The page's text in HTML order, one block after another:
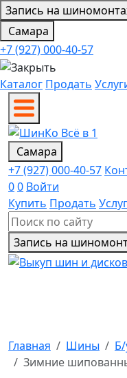
Запись на
Самара
+7 (927) 000-40-57
Каталог Продать
Самара
+7 (927) 000-40-57
00 Войти
Купить Продать
Запись на
Главная Шины
Зимние